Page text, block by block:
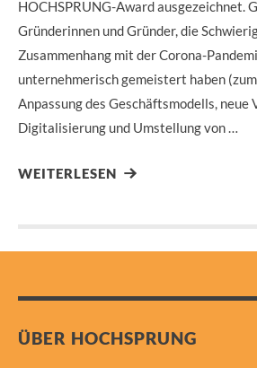
HOCHSPRUNG-Award ausgezeichnet.
Gründerinnen und Gründer, die
Zusammenhang mit der Corona-
unternehmerisch gemeistert haben
Anpassung des Geschäftsmodells, neue
Digitalisierung und Umstellung von …
WEITERLESEN
ÜBER HOCHSPRUNG